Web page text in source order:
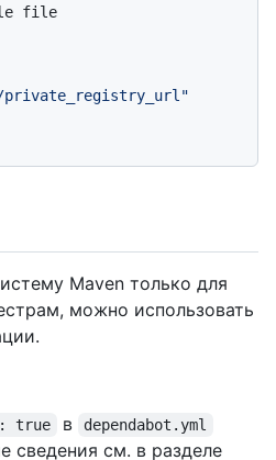
file
Maven только для
можно использовать
true в dependabot.yml
сведения см. в разделе